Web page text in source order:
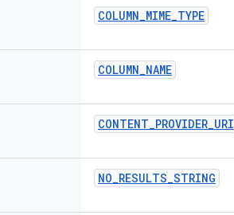
COLUMN_MIME_TYPE
COLUMN_NAME
CONTENT_PROVIDER_URI
NO_RESULTS_STRING